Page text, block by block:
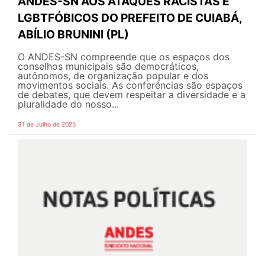
LGBTFÓBICOS DO PREFEITO DE CUIABÁ,
ABÍLIO BRUNINI (PL)
O ANDES-SN compreende que os espaços dos
conselhos municipais são democráticos,
autônomos, de organização popular e dos
movimentos sociais. As conferências são espaços
de debates, que devem respeitar a diversidade e a
pluralidade do nosso...
31 de Julho de 2025